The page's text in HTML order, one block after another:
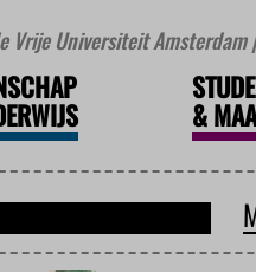
Vrije Universiteit Amsterdam
&